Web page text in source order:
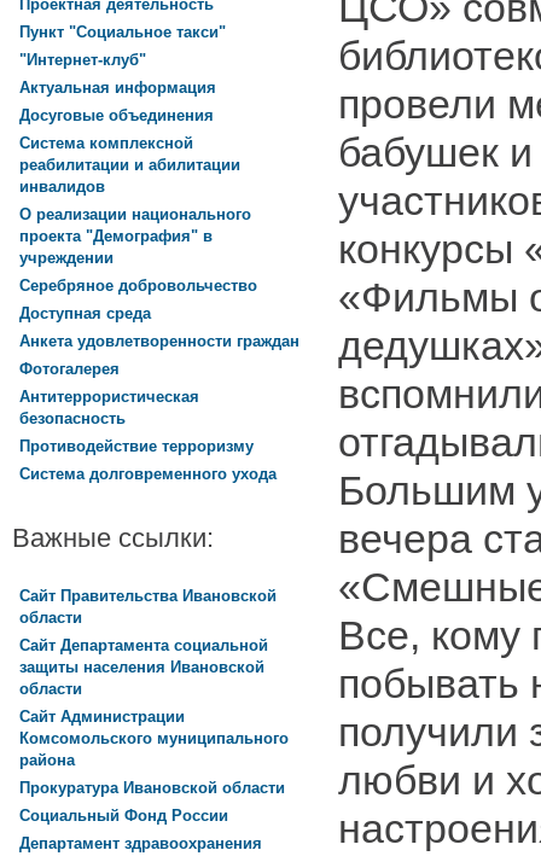
провели
бабушек
конкурсы
«Фильмы
Большим
вечера
Все, кому
побывать
получили
любви и
Проектная деятельность
Пункт "Социальное такси"
"Интернет-клуб"
Актуальная информация
Досуговые объединения
Система комплексной
реабилитации и абилитации
инвалидов
О реализации национального
проекта "Демография" в
учреждении
Серебряное добровольчество
Доступная среда
Анкета удовлетворенности граждан
Фотогалерея
Антитеррористическая
безопасность
Противодействие терроризму
Система долговременного ухода
Важные ссылки:
Сайт Правительства Ивановской
области
Сайт Департамента социальной
защиты населения Ивановской
области
Сайт Администрации
Комсомольского муниципального
района
Прокуратура Ивановской области
Социальный Фонд России
Департамент здравоохранения